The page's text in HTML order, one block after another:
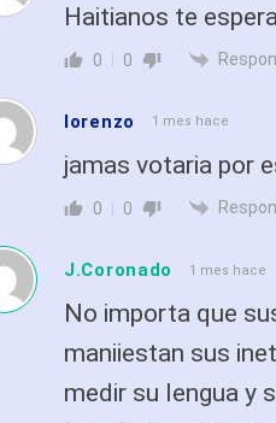
Haitianos te
0 0
lorenzo 1 mes hace
jamas votaria por
0 0
J.Coronado 1 mes hace
No importa que
maniiestan sus
medir su lengua y